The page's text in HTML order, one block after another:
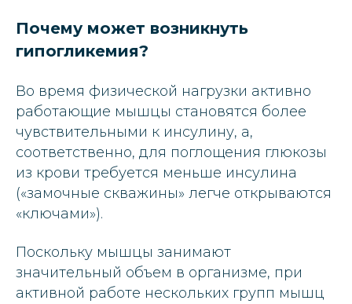
Почему может возникнуть
гипогликемия?
Во время физической нагрузки активно
работающие мышцы становятся более
чувствительными к инсулину, а,
соответственно, для поглощения глюкозы
из крови требуется меньше инсулина
(«замочные скважины» легче открываются
«ключами»).
Поскольку мышцы занимают
значительный объем в организме, при
активной работе нескольких групп мышц